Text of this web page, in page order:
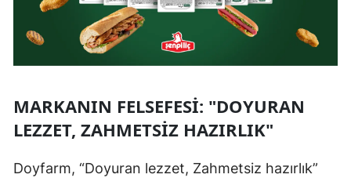
MARKANIN FELSEFESI: "DOYURAN
LEZZET, ZAHMETSIZ HAZIRLIK"
Doyfarm, “Doyuran lezzet, Zahmetsiz hazırlık”